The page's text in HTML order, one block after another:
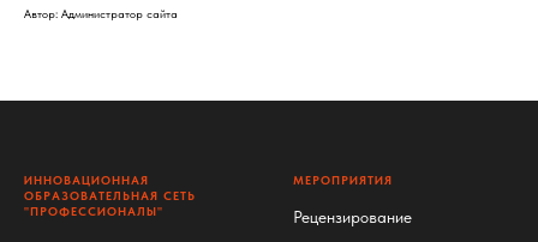
Автор: Администратор сайта
ИННОВАЦИОННАЯ
ОБРАЗОВАТЕЛЬНАЯ СЕТЬ
"ПРОФЕССИОНАЛЫ"
МЕРОПРИЯТИЯ
Рецензирование